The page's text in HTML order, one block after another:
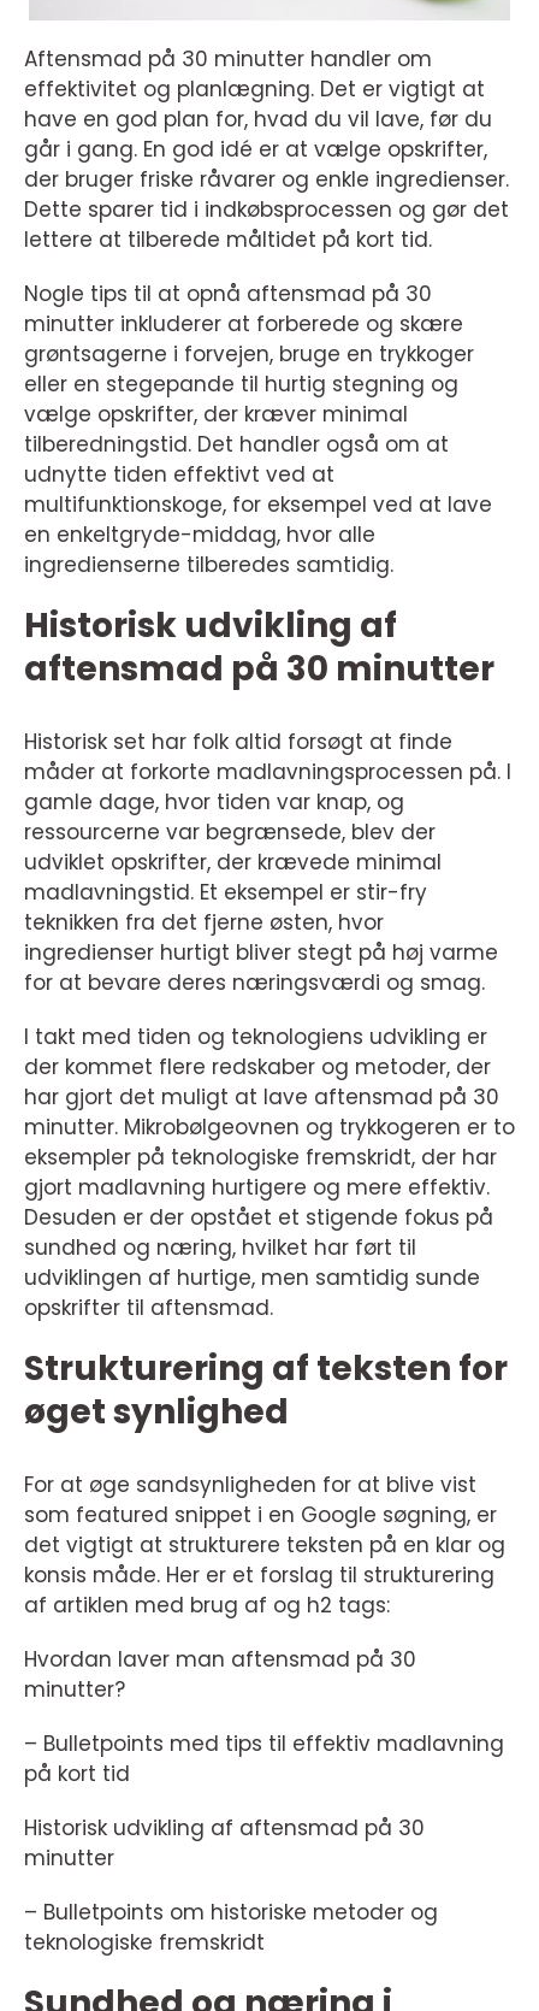
Aftensmad på 30 minutter handler om
effektivitet og planlægning. Det er vigtigt at
have en god plan for, hvad du vil lave, før du
går i gang. En god idé er at vælge opskrifter,
der bruger friske råvarer og enkle ingredienser.
Dette sparer tid i indkøbsprocessen og gør det
lettere at tilberede måltidet på kort tid.
Nogle tips til at opnå aftensmad på 30
minutter inkluderer at forberede og skære
grøntsagerne i forvejen, bruge en trykkoger
eller en stegepande til hurtig stegning og
vælge opskrifter, der kræver minimal
tilberedningstid. Det handler også om at
udnytte tiden effektivt ved at
multifunktionskoge, for eksempel ved at lave
en enkeltgryde-middag, hvor alle
ingredienserne tilberedes samtidig.
Historisk udvikling af
aftensmad på 30 minutter
Historisk set har folk altid forsøgt at finde
måder at forkorte madlavningsprocessen på. I
gamle dage, hvor tiden var knap, og
ressourcerne var begrænsede, blev der
udviklet opskrifter, der krævede minimal
madlavningstid. Et eksempel er stir-fry
teknikken fra det fjerne østen, hvor
ingredienser hurtigt bliver stegt på høj varme
for at bevare deres næringsværdi og smag.
I takt med tiden og teknologiens udvikling er
der kommet flere redskaber og metoder, der
har gjort det muligt at lave aftensmad på 30
minutter. Mikrobølgeovnen og trykkogeren er to
eksempler på teknologiske fremskridt, der har
gjort madlavning hurtigere og mere effektiv.
Desuden er der opstået et stigende fokus på
sundhed og næring, hvilket har ført til
udviklingen af hurtige, men samtidig sunde
opskrifter til aftensmad.
Strukturering af teksten for
øget synlighed
For at øge sandsynligheden for at blive vist
som featured snippet i en Google søgning, er
det vigtigt at strukturere teksten på en klar og
konsis måde. Her er et forslag til strukturering
af artiklen med brug af og h2 tags:
Hvordan laver man aftensmad på 30
minutter?
– Bulletpoints med tips til effektiv madlavning
på kort tid
Historisk udvikling af aftensmad på 30
minutter
– Bulletpoints om historiske metoder og
teknologiske fremskridt